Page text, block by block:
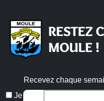
RESTEZ
MOULE !
Recevez chaque
JeVeuillez laisser ce
Email